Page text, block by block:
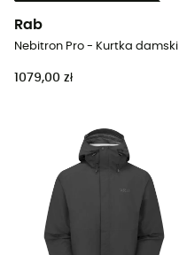
Rab
Nebitron Pro - Kurtka damski
1079,00 zł